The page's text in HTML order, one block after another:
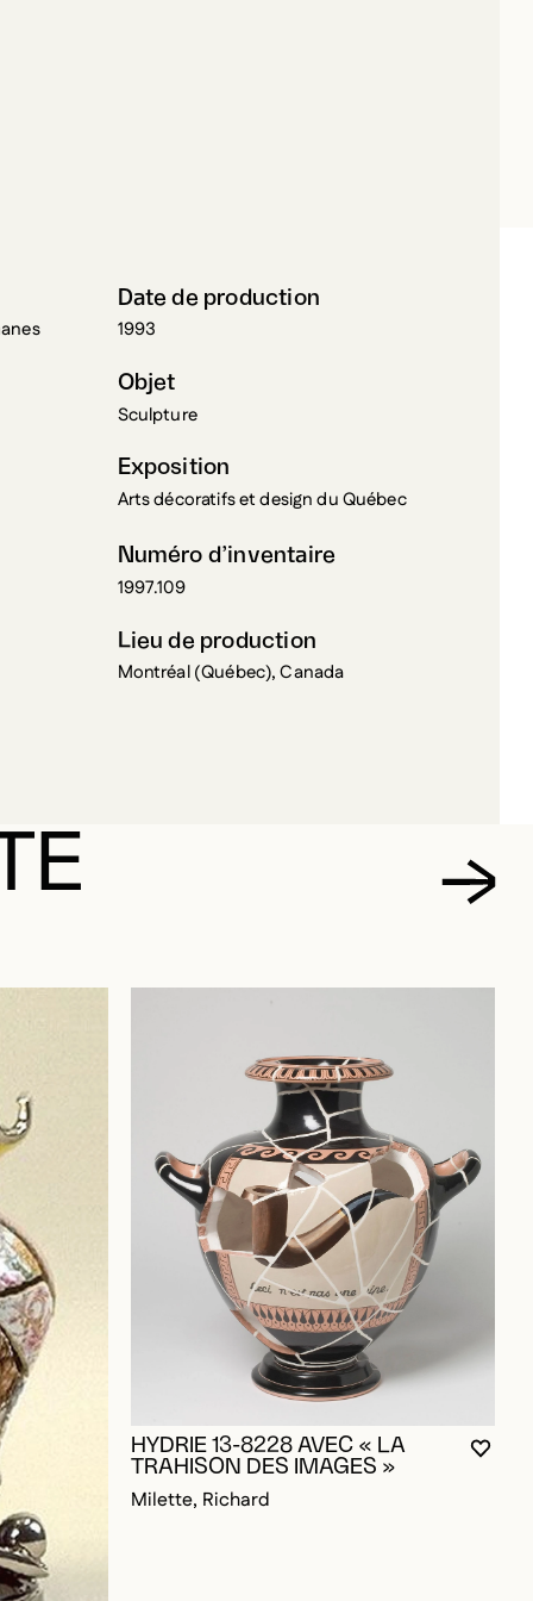
RICHARD
Date de production
1993
Objet
Sculpture
Exposition
Arts décoratifs et design du Québec
Numéro d’inventaire
1997.109
Lieu de production
Montréal (Québec), Canada
AJOUTER AUX FAVORIS
HYDRIE 13-8228 AVEC « LA
TRAHISON DES IMAGES »
Milette, Richard